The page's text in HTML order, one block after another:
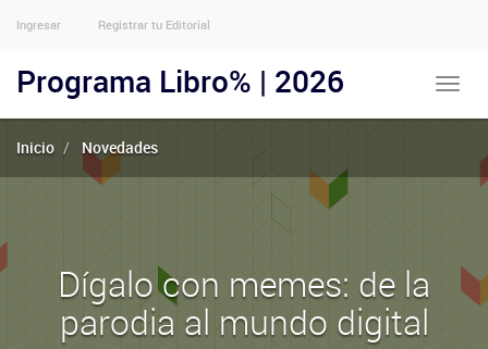
Menu
Usuarios
Anónimos
Ingresar Registrar tu Editorial
Toggle
Programa Libro% | 2026
Inicio Novedades
Dígalo con memes: de la
parodia al mundo digital